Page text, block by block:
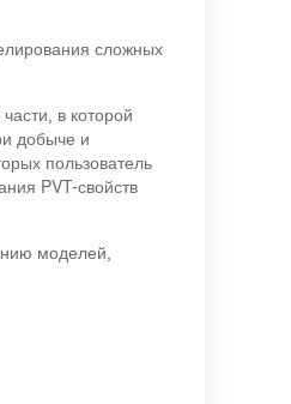
сложных
в которой
добыче и
пользователь
PVT-свойств
моделей,